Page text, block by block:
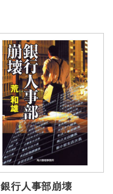
銀行人事部崩壊